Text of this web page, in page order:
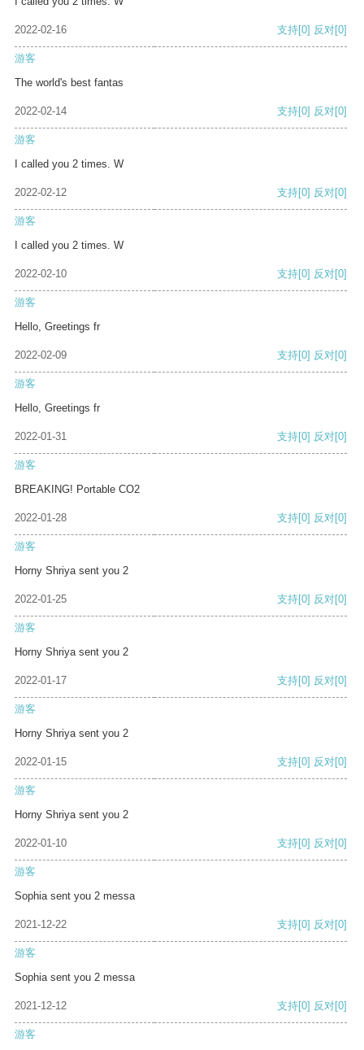
2022-02-16 支持[0] 反对[0]
游客
The world's best fantas
2022-02-14 支持[0] 反对[0]
游客
I called you 2 times. W
2022-02-12 支持[0] 反对[0]
游客
I called you 2 times. W
2022-02-10 支持[0] 反对[0]
游客
Hello, Greetings fr
2022-02-09 支持[0] 反对[0]
游客
Hello, Greetings fr
2022-01-31 支持[0] 反对[0]
游客
BREAKING! Portable CO2
2022-01-28 支持[0] 反对[0]
游客
Horny Shriya sent you 2
2022-01-25 支持[0] 反对[0]
游客
Horny Shriya sent you 2
2022-01-17 支持[0] 反对[0]
游客
Horny Shriya sent you 2
2022-01-15 支持[0] 反对[0]
游客
Horny Shriya sent you 2
2022-01-10 支持[0] 反对[0]
游客
Sophia sent you 2 messa
2021-12-22 支持[0] 反对[0]
游客
Sophia sent you 2 messa
2021-12-12 支持[0] 反对[0]
游客